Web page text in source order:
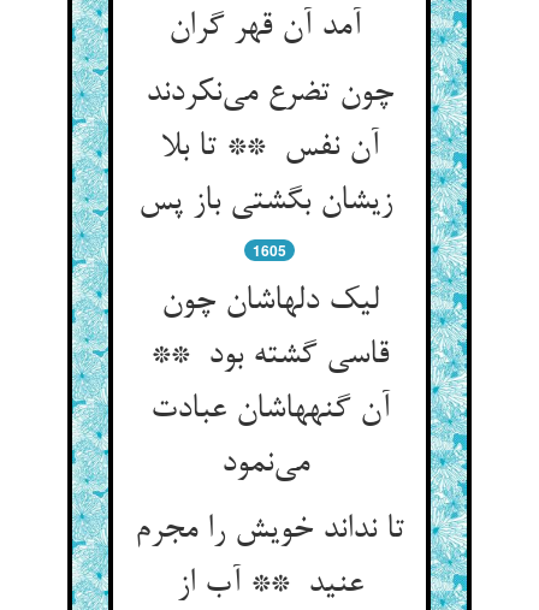
چون تضرع می‌نکردند
آن نفس ** تا بلا
زیشان بگشتی باز پس
1605
لیک دلهاشان چون
قاسی گشته بود **
آن گنههاشان عبادت
می‌نمود
تا نداند خویش را مجرم
عنید ** آب از